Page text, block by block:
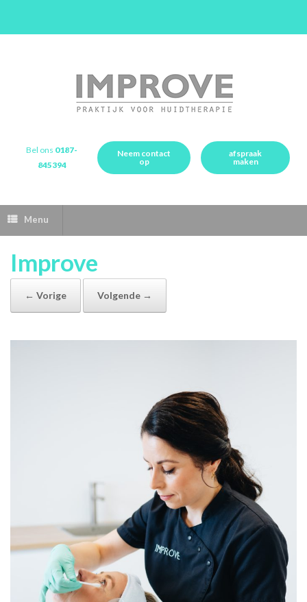
Bel ons 0187-
845394
Neem contact
op
afspraak
maken
Menu
Improve
← Vorige Volgende →